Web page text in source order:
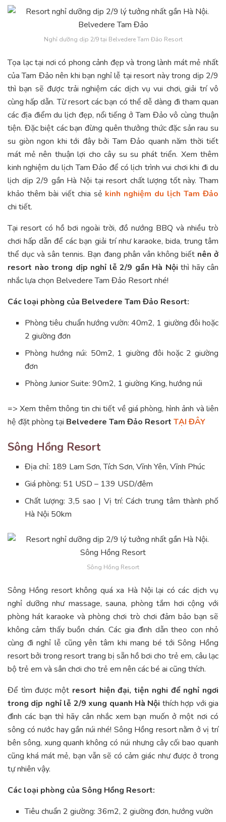
Nghỉ dưỡng dịp 2/9 tại Belvedere Tam Đảo Resort
Tọa lạc tại nơi có phong cảnh đẹp và trong lành mát mẻ nhất
của Tam Đảo nên khi bạn nghỉ lễ tại resort này trong dịp 2/9
thì bạn sẽ được trải nghiệm các dịch vụ vui chơi, giải trí vô
cùng hấp dẫn. Từ resort các bạn có thể dễ dàng đi tham quan
các địa điểm du lịch đẹp, nổi tiếng ở Tam Đảo vô cùng thuận
tiện. Đặc biệt các bạn đừng quên thưởng thức đặc sản rau su
su giòn ngon khi tới đây bởi Tam Đảo quanh năm thời tiết
mát mẻ nên thuận lợi cho cây su su phát triển. Xem thêm
kinh nghiệm du lịch Tam Đảo để có lịch trình vui chơi khi đi du
lịch dịp 2/9 gần Hà Nội tại resort chất lượng tốt này. Tham
khảo thêm bài viết chia sẻ kinh nghiệm du lịch Tam Đảo
chi tiết.
Tại resort có hồ bơi ngoài trời, đồ nướng BBQ và nhiều trò
chơi hấp dẫn để các bạn giải trí như karaoke, bida, trung tâm
thể dục và sân tennis. Bạn đang phân vân không biết nên ở
resort nào trong dịp nghỉ lễ 2/9 gần Hà Nội thì hãy cân
nhắc lựa chọn Belvedere Tam Đảo Resort nhé!
Các loại phòng của Belvedere Tam Đảo Resort:
Phòng tiêu chuẩn hướng vườn: 40m2, 1 giường đôi hoặc
2 giường đơn
Phòng hướng núi: 50m2, 1 giường đôi hoặc 2 giường
đơn
Phòng Junior Suite: 90m2, 1 giường King, hướng núi
=> Xem thêm thông tin chi tiết về giá phòng, hình ảnh và liên
hệ đặt phòng tại Belvedere Tam Đảo Resort TẠI ĐÂY
Sông Hồng Resort
Địa chỉ: 189 Lam Sơn, Tích Sơn, Vĩnh Yên, Vĩnh Phúc
Giá phòng: 51 USD – 139 USD/đêm
Chất lượng: 3,5 sao | Vị trí: Cách trung tâm thành phố
Hà Nội 50km
Sông Hồng Resort
Sông Hồng resort không quá xa Hà Nội lại có các dịch vụ
nghỉ dưỡng như massage, sauna, phòng tắm hơi cộng với
phòng hát karaoke và phòng chơi trò chơi đảm bảo bạn sẽ
không cảm thấy buồn chán. Các gia đình dẫn theo con nhỏ
cùng đi nghỉ lễ cũng yên tâm khi mang bé tới Sông Hồng
resort bởi trong resort trang bị sẵn hồ bơi cho trẻ em, câu lạc
bộ trẻ em và sân chơi cho trẻ em nên các bé ai cũng thích.
Để tìm được một resort hiện đại, tiện nghi để nghỉ ngơi
trong dịp nghỉ lễ 2/9 xung quanh Hà Nội thích hợp với gia
đình các bạn thì hãy cân nhắc xem bạn muốn ở một nơi có
sông có nước hay gần núi nhé! Sông Hồng resort nằm ở vị trí
bên sông, xung quanh không có núi nhưng cây cối bao quanh
cũng khá mát mẻ, bạn vẫn sẽ có cảm giác như được ở trong
tự nhiên vậy.
Các loại phòng của Sông Hồng Resort:
Tiêu chuẩn 2 giường: 36m2, 2 giường đơn, hướng vườn